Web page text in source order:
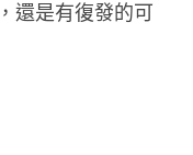
還是有復發的可